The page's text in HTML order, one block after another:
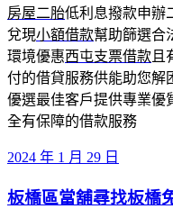
房屋二胎低利息撥款申辦
兌現小額借款幫助篩選合
環境優惠西屯支票借款 且
付的借貸服務供能助您解
優選最佳客戶提供專業優
全有保障的借款服務
發
於
2024 年 1 月 29 日
板橋區當舖尋找板橋